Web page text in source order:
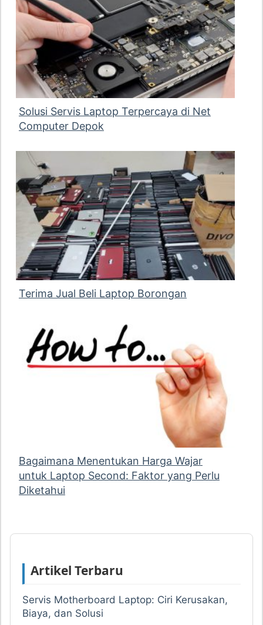
Solusi Servis Laptop Terpercaya di Net
Computer Depok
Terima Jual Beli Laptop Borongan
Bagaimana Menentukan Harga Wajar
untuk Laptop Second: Faktor yang Perlu
Diketahui
Artikel Terbaru
Servis Motherboard Laptop: Ciri Kerusakan,
Biaya, dan Solusi